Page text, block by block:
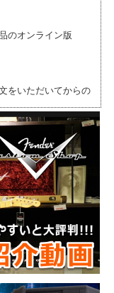
のオンライン版
をいただいてからの